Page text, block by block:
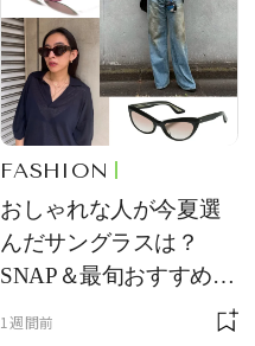
FASHION
おしゃれな人が今夏選
んだサングラスは？
SNAP＆最旬おすすめサ
1週間前